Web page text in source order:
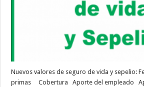
Febrero
2025
–
2025
Nuevos valores de seguro de vida y sepelio:
primas Cobertura Aporte del empleado